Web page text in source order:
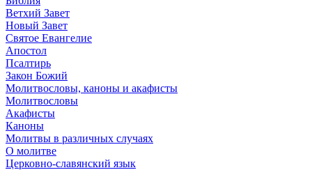
Ветхий Завет
Новый Завет
Святое Евангелие
Апостол
Псалтирь
Закон Божий
Молитвословы, каноны и акафисты
Молитвословы
Акафисты
Каноны
Молитвы в различных случаях
О молитве
Церковно-славянский язык